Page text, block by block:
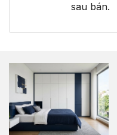
sau bán.